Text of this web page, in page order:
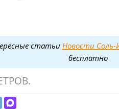
статьи Новости Соль-
бесплатно